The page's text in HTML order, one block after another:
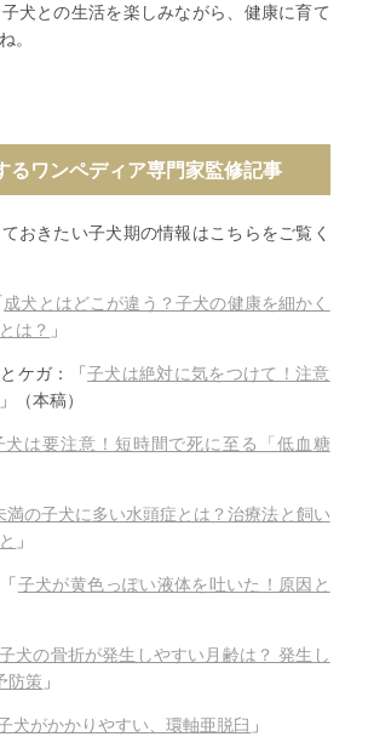
犬との生活を楽しみながら、健康に育て
。
るワンペディア専門家監修記事
おきたい子犬期の情報はこちらをご覧く
成犬とはどこが違う？子犬の健康を細かく
は？ 」
ケガ：「 子犬は絶対に気をつけて！ 注意
」（本稿）
犬は要注意！短時間で死に至る「低血糖
満の子犬に多い水頭症とは？治療法と飼い
」
子犬が黄色っぽい液体を吐いた！原因と
子犬の骨折が発生しやすい月齢は？ 発生し
防策 」
犬がかかりやすい、環軸亜脱臼 」